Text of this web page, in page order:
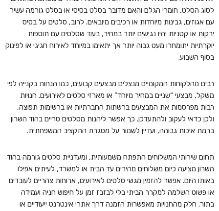
לסוג הסלט, חומרי הגלם והאם מדובר בסלט בסיסי או בסלט גורמה עשיר
עם אגוזים, גבינות מיוחדות או רכיבים מיובאים. לרוב, סלטים על בסיס
ירקות או קטניות יהיו נגישים יותר במחיר, בעוד שסלטים עם תוספות
יוקרתיות יתומחרו מעט גבוה יותר אך יתאימו במיוחד לאירוח חגיגי או לפינוק
בסוף השבוע.
רבים מהלקוחות המקומיים מנצלים מבצעים קבועים, כמו הנחות בקנייה לפי
משקל, מבצעי “שניים במחיר מיוחד” או מארזי סלטים לאירועים. חנויות
רבות מפרסמות את המבצעים ברשתות החברתיות או ברשימות תפוצה,
ולכן כדאי לעקוב ולהתעדכן. כך אפשר ליהנות מסלטים טריים בהוד השרון
ברמת איכות גבוהה, ועדיין לשמור על מסגרת התקציב המשפחתית.
תחום שירותי המשלוחים התפתח משמעותית, ומעדניית סלטים גורמה בהוד
השרון מציעה כיום משלוחים מהירים עד הבית או למשרד, לעיתים אפילו
באותו היום. אפשר להזמין מגשי סלטים לאירועים, ארוחות צהריים לעובדים
או פשוט השלמה למקרר הביתי בלי לבזבז זמן על חיפוש חניה ועמידה
בתור. חלק מהחנויות מאפשרות הזמנה דרך אתרי אינטרנט ייעודיים או